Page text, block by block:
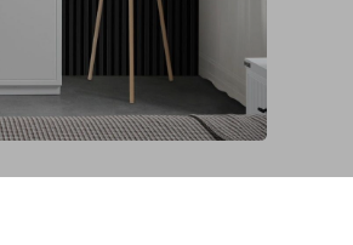
Yataklı Koltuk
Köşe Koltuk
Modern Köşe Koltuk
Ekonomik Köşe Koltuk